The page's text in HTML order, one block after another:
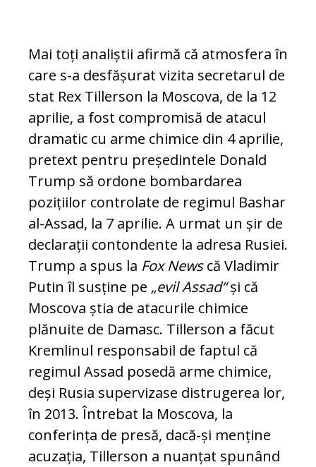
Mai toți analiștii afirmă că atmosfera în
care s-a desfășurat vizita secretarul de
stat Rex Tillerson la Moscova, de la 12
aprilie, a fost compromisă de atacul
dramatic cu arme chi­mice din 4 aprilie,
pretext pentru președintele Donald
Trump să ordone bom­bar­darea
pozițiilor controlate de regimul Bashar
al-Assad, la 7 aprilie. A urmat un șir de
de­clarații contondente la adresa Rusiei.
Trump a spus la Fox Newscă Vladimir
Putin îl sus­ține pe „evil Assad“și că
Mos­cova știa de atacurile chi­mice
plănuite de Damasc. Til­ler­son a făcut
Kremlinul responsabil de faptul că
regimul Assad posedă arme chimice,
deși Ru­sia supervizase distrugerea lor,
în 2013. În­tre­bat la Moscova, la
conferința de presă, da­că-și menține
acuzația, Tillerson a nuanțat spu­nând